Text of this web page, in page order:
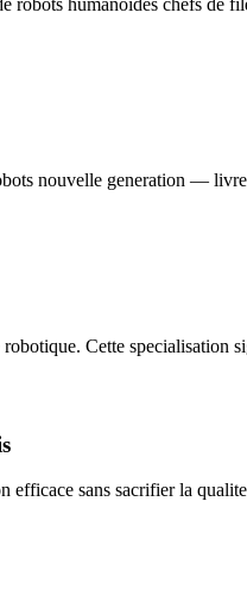
nouvelle generation —
Cette specialisation
efficace sans sacrifier la